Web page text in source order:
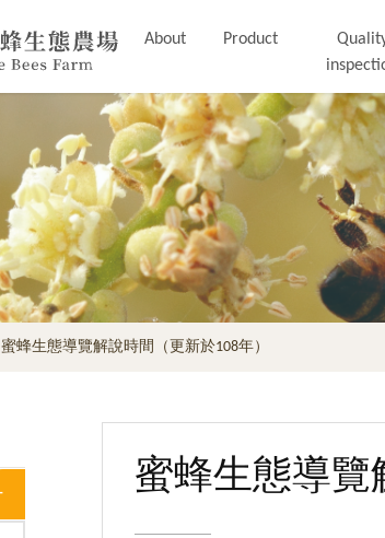
About Product
蜜蜂生態導覽解說時間（更新於108年）
蜜蜂生態導覽